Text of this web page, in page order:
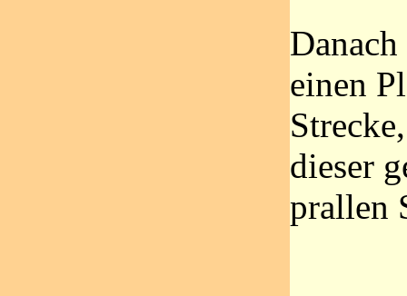
einen
dieser
prallen